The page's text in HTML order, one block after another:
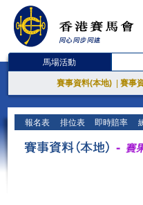
馬場活動
賽事資料(本地) 賽事
報名表 排位表 即時賠率